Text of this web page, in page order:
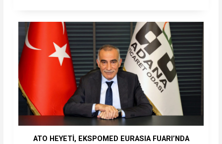
ATO HEYETİ, EKSPOMED EURASIA FUARI’NDA